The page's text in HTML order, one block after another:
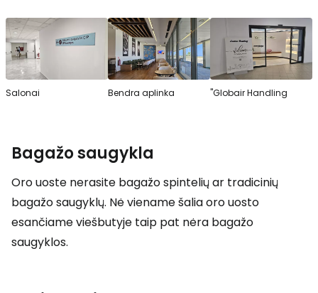
Salonai Bendra aplinka "Globair Handling
Bagažo saugykla
Oro uoste nerasite bagažo spintelių ar tradicinių
bagažo saugyklų. Nė viename šalia oro uosto
esančiame viešbutyje taip pat nėra bagažo
saugyklos.